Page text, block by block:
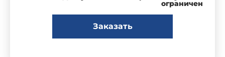
ограничен
Заказать